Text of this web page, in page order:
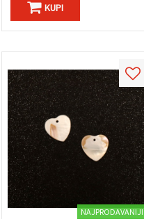
KUPI
NAJPRODAVANIJI